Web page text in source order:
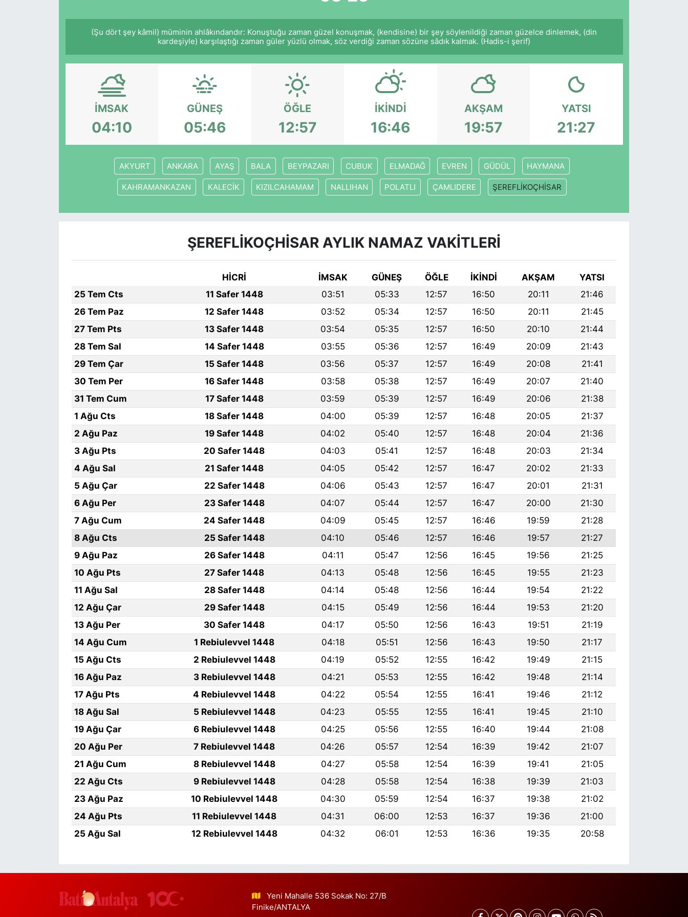
(Şu dört şey kâmil) müminin ahlâkındandır: Konuştuğu zaman güzel konuşmak, (kendisine) bir şey söylenildiği zaman güzelce dinlemek, (din
kardeşiyle) karşılaştığı zaman güler yüzlü olmak, söz verdiği zaman sözüne sâdık kalmak. (Hadis-i şerif)
İMSAK
04:10
GÜNEŞ
05:46
ÖĞLE
12:57
İKINDI
16:46
AKŞAM
19:57
YATSI
21:27
AKYURT ANKARA AYAŞ BALA BEYPAZARI CUBUK ELMADAĞ EVREN GÜDÜL HAYMANA
KAHRAMANKAZAN KALECİK KIZILCAHAMAM NALLIHAN POLATLI ÇAMLIDERE ŞEREFLİKOÇHİSAR
ŞEREFLİKOÇHİSAR AYLIK NAMAZ VAKITLERI
HİCRİ İMSAK GÜNEŞ ÖĞLE İKINDI AKŞAM
YATSI
25 Tem Cts
11 Safer 1448 03:51 05:33 12:57 16:50 20:11
21:46
26 Tem Paz
12 Safer 1448 03:52 05:34 12:57 16:50 20:11
21:45
27 Tem Pts
13 Safer 1448 03:54 05:35 12:57 16:50 20:10
21:44
28 Tem Sal
14 Safer 1448 03:55 05:36 12:57 16:49 20:09
21:43
29 Tem Çar
15 Safer 1448 03:56 05:37 12:57 16:49 20:08
21:41
30 Tem Per
16 Safer 1448 03:58 05:38 12:57 16:49 20:07
21:40
31 Tem Cum
17 Safer 1448 03:59 05:39 12:57 16:49 20:06
21:38
1 Ağu Cts
18 Safer 1448 04:00 05:39 12:57 16:48 20:05
21:37
2 Ağu Paz
19 Safer 1448 04:02 05:40 12:57 16:48 20:04
21:36
3 Ağu Pts
20 Safer 1448 04:03 05:41 12:57 16:48 20:03
21:34
4 Ağu Sal
21 Safer 1448 04:05 05:42 12:57 16:47 20:02
21:33
5 Ağu Çar
22 Safer 1448 04:06 05:43 12:57 16:47 20:01
21:31
6 Ağu Per
23 Safer 1448 04:07 05:44 12:57 16:47 20:00
21:30
7 Ağu Cum
24 Safer 1448 04:09 05:45 12:57 16:46 19:59
21:28
8 Ağu Cts
25 Safer 1448 04:10 05:46 12:57 16:46 19:57
21:27
9 Ağu Paz
26 Safer 1448 04:11 05:47 12:56 16:45 19:56
21:25
10 Ağu Pts
27 Safer 1448 04:13 05:48 12:56 16:45 19:55
21:23
11 Ağu Sal
28 Safer 1448 04:14 05:48 12:56 16:44 19:54
21:22
12 Ağu Çar
29 Safer 1448 04:15 05:49 12:56 16:44 19:53
21:20
13 Ağu Per
30 Safer 1448 04:17 05:50 12:56 16:43 19:51
21:19
14 Ağu Cum
1 Rebiulevvel 1448 04:18 05:51 12:56 16:43 19:50
21:17
15 Ağu Cts
2 Rebiulevvel 1448 04:19 05:52 12:55 16:42 19:49
21:15
16 Ağu Paz
3 Rebiulevvel 1448 04:21 05:53 12:55 16:42 19:48
21:14
17 Ağu Pts
4 Rebiulevvel 1448 04:22 05:54 12:55 16:41 19:46
21:12
18 Ağu Sal
5 Rebiulevvel 1448 04:23 05:55 12:55 16:41 19:45
21:10
19 Ağu Çar
6 Rebiulevvel 1448 04:25 05:56 12:55 16:40 19:44
21:08
20 Ağu Per
7 Rebiulevvel 1448 04:26 05:57 12:54 16:39 19:42
21:07
21 Ağu Cum
8 Rebiulevvel 1448 04:27 05:58 12:54 16:39 19:41
21:05
22 Ağu Cts
9 Rebiulevvel 1448 04:28 05:58 12:54 16:38 19:39
21:03
23 Ağu Paz
10 Rebiulevvel 1448 04:30 05:59 12:54 16:37 19:38
21:02
24 Ağu Pts
11 Rebiulevvel 1448 04:31 06:00 12:53 16:37 19:36
21:00
25 Ağu Sal
12 Rebiulevvel 1448 04:32 06:01 12:53 16:36 19:35 20:58
Yeni Mahalle 536 Sokak No: 27/B
Finike/ANTALYA